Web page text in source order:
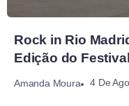
Rock in Rio
Edição do
Amanda Moura 4 De